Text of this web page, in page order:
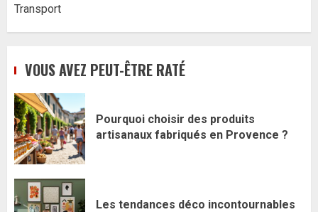
Transport
VOUS AVEZ PEUT-ÊTRE RATÉ
Pourquoi choisir des produits
artisanaux fabriqués en Provence ?
Les tendances déco incontournables